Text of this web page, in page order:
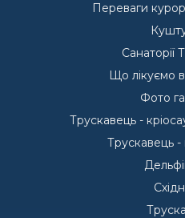
Переваги
Санаторії
Що лікуємо
Фото
Трускавець -
Трускавець -